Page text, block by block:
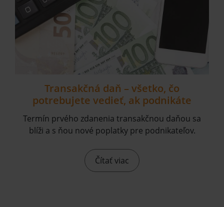
Transakčná daň – všetko, čo
potrebujete vedieť, ak podnikáte
Termín prvého zdanenia transakčnou daňou sa
blíži a s ňou nové poplatky pre podnikateľov.
Čítať viac